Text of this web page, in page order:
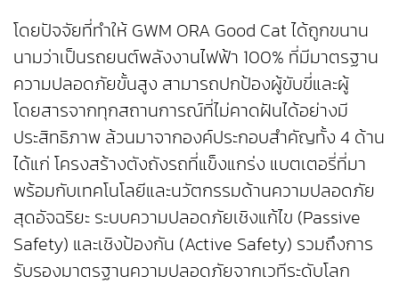
โดยปัจจัยที่ทำให้ GWM ORA Good Cat ได้ถูกขนาน
นามว่าเป็นรถยนต์พลังงานไฟฟ้า 100% ที่มีมาตรฐาน
ความปลอดภัยขั้นสูง สามารถปกป้องผู้ขับขี่และผู้
โดยสารจากทุกสถานการณ์ที่ไม่คาดฝันได้อย่างมี
ประสิทธิภาพ ล้วนมาจากองค์ประกอบสำคัญทั้ง 4 ด้าน
ได้แก่ โครงสร้างตังถังรถที่แข็งแกร่ง แบตเตอรี่ที่มา
พร้อมกับเทคโนโลยีและนวัตกรรมด้านความปลอดภัย
สุดอัจฉริยะ ระบบความปลอดภัยเชิงแก้ไข (Passive
Safety) และเชิงป้องกัน (Active Safety) รวมถึงการ
รับรองมาตรฐานความปลอดภัยจากเวทีระดับโลก